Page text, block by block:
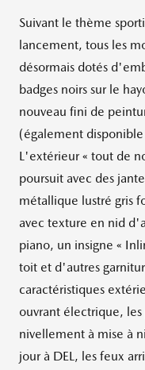
Suivant le thème
lancement, tous les
désormais dotés
badges noirs sur le
nouveau fini de
(également disponible
L'extérieur « tout de
poursuit avec des
métallique lustré gris
avec texture en nid
piano, un insigne «
toit et d'autres
caractéristiques
ouvrant électrique, les
nivellement à mise à
jour à DEL, les feux